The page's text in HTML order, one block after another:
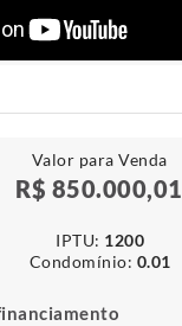
Valor para Venda
R$ 850.000,01
IPTU​: 1200
Condomínio​: 0.01